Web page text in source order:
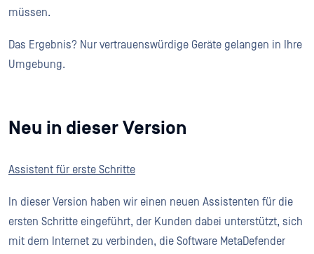
müssen.
Das Ergebnis? Nur vertrauenswürdige Geräte gelangen in Ihre
Umgebung.
Neu in dieser Version
Assistent für erste Schritte
In dieser Version haben wir einen neuen Assistenten für die
ersten Schritte eingeführt, der Kunden dabei unterstützt, sich
mit dem Internet zu verbinden, die Software MetaDefender